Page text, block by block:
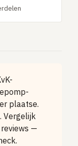
plaatse.
Vergelijk
—